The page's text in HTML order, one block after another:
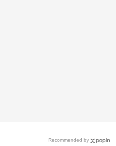
Recommended by